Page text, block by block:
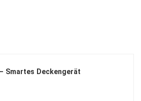
Smartes Deckengerät